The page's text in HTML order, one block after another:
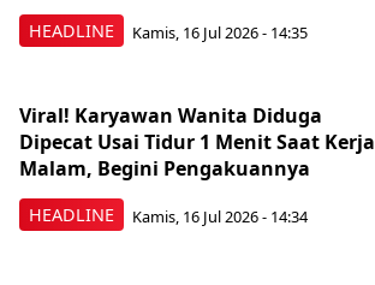
HEADLINE Kamis, 16 Jul 2026 - 14:35
HEADLINE
Viral! Karyawan Wanita Diduga
Dipecat Usai Tidur 1 Menit Saat Kerja
Malam, Begini Pengakuannya
Kamis, 16 Jul 2026 - 14:34